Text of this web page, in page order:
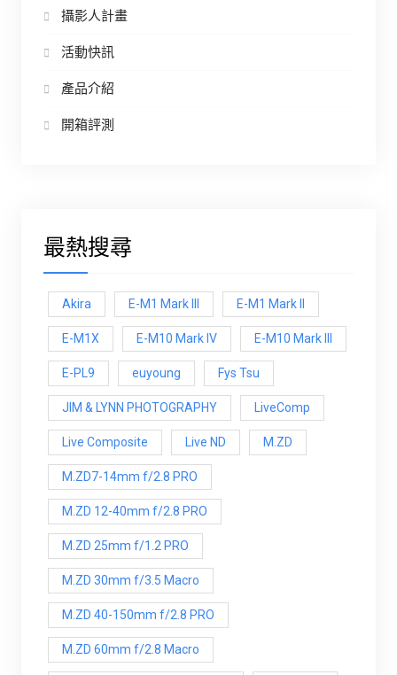
攝影人計畫
活動快訊
產品介紹
開箱評測
最熱搜尋
Akira E-M1 Mark III E-M1 Mark ll
E-M1X E-M10 Mark IV E-M10 Mark lll
E-PL9 euyoung Fys Tsu
JIM & LYNN PHOTOGRAPHY LiveComp
Live Composite Live ND M.ZD
M.ZD7-14mm f/2.8 PRO
M.ZD 12-40mm f/2.8 PRO
M.ZD 25mm f/1.2 PRO
M.ZD 30mm f/3.5 Macro
M.ZD 40-150mm f/2.8 PRO
M.ZD 60mm f/2.8 Macro